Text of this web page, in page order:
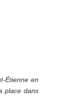
Étienne en
place dans